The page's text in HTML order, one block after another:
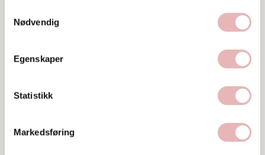
Nødvendig
Egenskaper
Statistikk
Markedsføring
vinor21264@bestseller.com